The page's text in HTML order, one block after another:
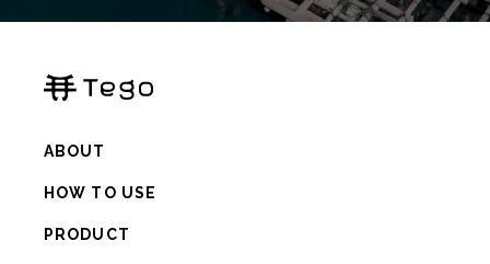
個人情報保護方針
ABOUT
HOW TO USE
PRODUCT